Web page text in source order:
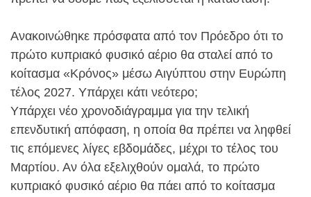
Ανακοινώθηκε πρόσφατα από τον Πρόεδρο ότι το
πρώτο κυπριακό φυσικό αέριο θα σταλεί από το
κοίτασμα «Κρόνος» μέσω Αιγύπτου στην Ευρώπη
τέλος 2027. Υπάρχει κάτι νεότερο;
Υπάρχει νέο χρονοδιάγραμμα για την τελική
επενδυτική απόφαση, η οποία θα πρέπει να ληφθεί
τις επόμενες λίγες εβδομάδες, μέχρι το τέλος του
Μαρτίου. Αν όλα εξελιχθούν ομαλά, το πρώτο
κυπριακό φυσικό αέριο θα πάει από το κοίτασμα